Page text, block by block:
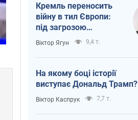
Кремль переносить
війну в тил Європи:
під загрозою
критична логістика
Віктор Ягун 9,4 т.
На якому боці історії
виступає Дональд Трамп?
Віктор Каспрук 7,7 т.